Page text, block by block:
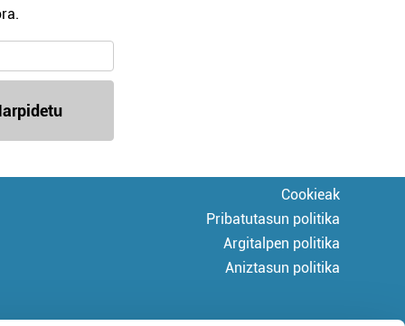
Cookieak
Pribatutasun politika
Argitalpen politika
Aniztasun politika